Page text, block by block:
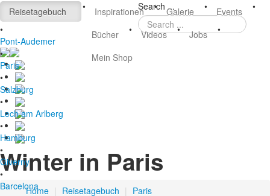
DE
EN
Search ...
Reisetagebuch
•
Pont-Audemer
•
Paris
•
Salzburg
•
Lech am Arlberg
•
Hamburg
•
Giverny
•
Barcelona
• Inspirationen • Galerie • Events •
Bücher • Videos • Jobs •
Mein Shop
Winter in Paris
Home | Reisetagebuch | Paris